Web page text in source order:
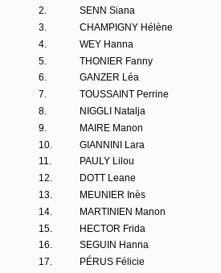
2.
SENN Siana
3.
CHAMPIGNY Hélène
4.
WEY Hanna
5.
THONIER Fanny
6.
GANZER Léa
7.
TOUSSAINT Perrine
8.
NIGGLI Natalja
9.
MAIRE Manon
10.
GIANNINI Lara
11.
PAULY Lilou
12.
DOTT Leane
13.
MEUNIER Inès
14.
MARTINIEN Manon
15.
HECTOR Frida
16.
SEGUIN Hanna
17.
PÉRUS Félicie